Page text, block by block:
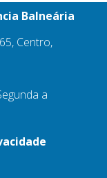
Balneária
Centro,
a